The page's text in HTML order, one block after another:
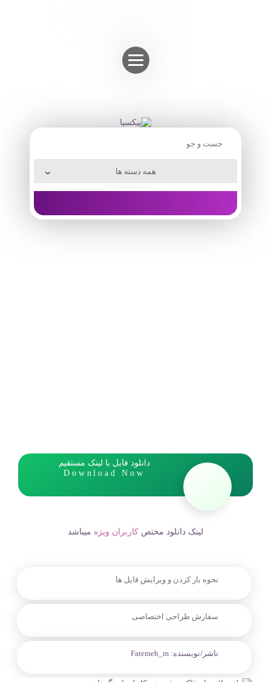
دانلود فایل با لینک مستقیم
Download Now
لینک دانلود مختص کاربران ویژه میباشد
نحوه باز کردن و ویرایش فایل ها
سفارش طراحی اختصاصی
ناشر/نویسنده: Fatemeh_m